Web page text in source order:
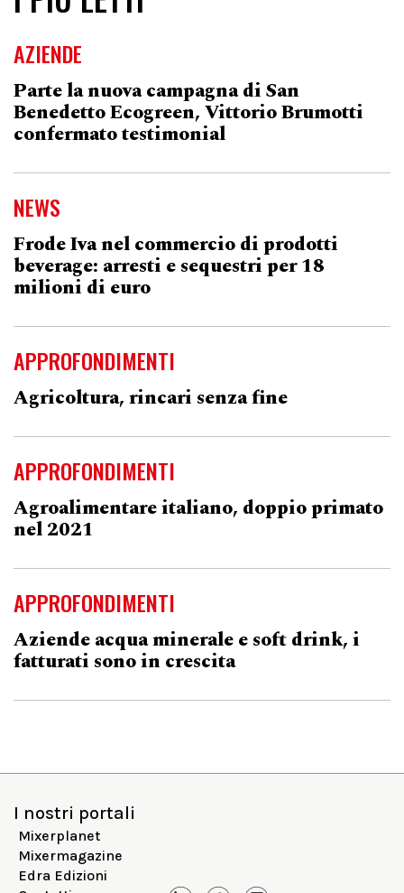
AZIENDE
Parte la nuova campagna di San
Benedetto Ecogreen, Vittorio Brumotti
confermato testimonial
NEWS
Frode Iva nel commercio di prodotti
beverage: arresti e sequestri per 18
milioni di euro
APPROFONDIMENTI
Agricoltura, rincari senza fine
APPROFONDIMENTI
Agroalimentare italiano, doppio primato
nel 2021
APPROFONDIMENTI
Aziende acqua minerale e soft drink, i
fatturati sono in crescita
I nostri portali
Mixerplanet
Mixermagazine
Edra Edizioni